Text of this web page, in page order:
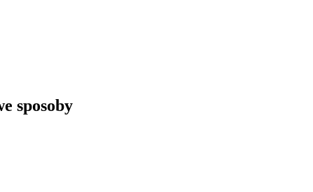
sposoby